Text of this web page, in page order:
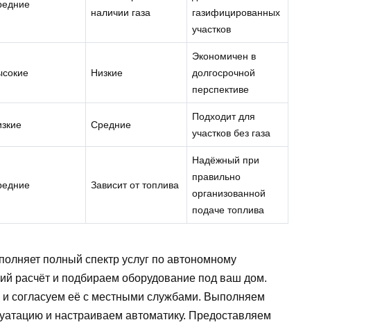
наличии газа
газифицированных
участков
Низкие
Экономичен в
долгосрочной
перспективе
Средние
Подходит для
участков без газа
Зависит от топлива
Надёжный при
правильно
организованной
подаче топлива
полный спектр услуг по автономному
расчёт и подбираем оборудование под ваш дом.
согласуем её с местными службами. Выполняем
и настраиваем автоматику. Предоставляем